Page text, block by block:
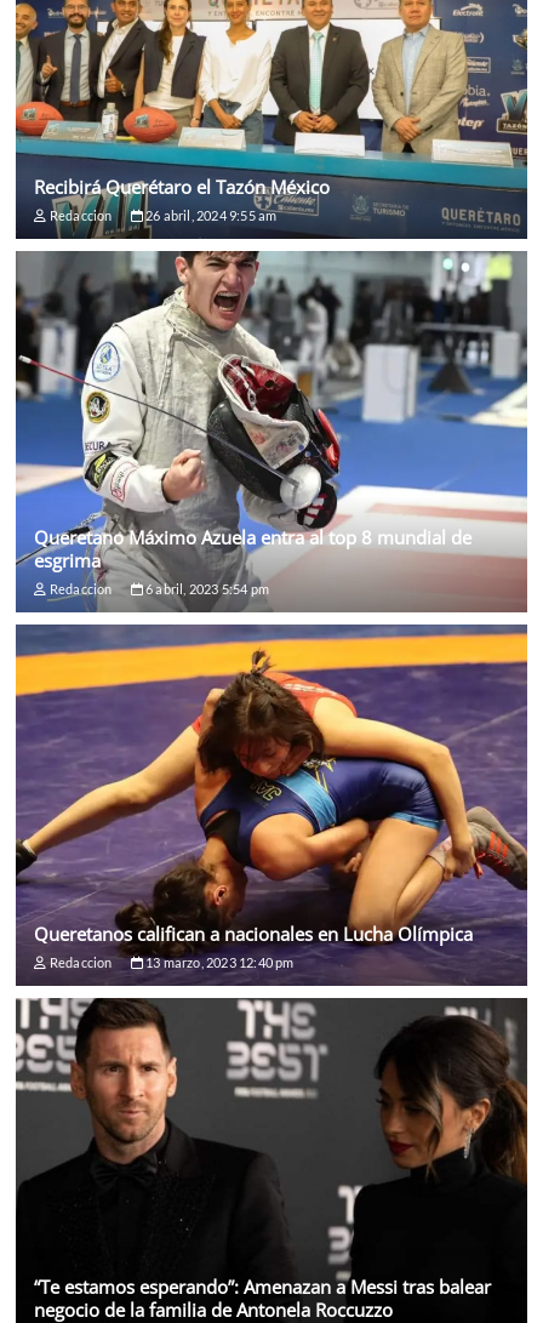
Recibirá Querétaro el Tazón México
Redaccion 26 abril, 2024 9:55 am
Queretano Máximo Azuela entra al top 8 mundial de
esgrima
Redaccion 6 abril, 2023 5:54 pm
Queretanos califican a nacionales en Lucha Olímpica
Redaccion 13 marzo, 2023 12:40 pm
“Te estamos esperando”: Amenazan a Messi tras balear
negocio de la familia de Antonela Roccuzzo